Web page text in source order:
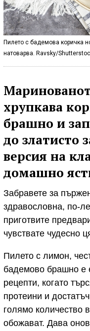
Пилето с бадемова коричка
натоварва. Ravsky/
хрупкава
брашно и
до златисто
версия на
домашно
Забравете за
здравословна, по-
приготвите
чувствате чудесно
Пилето с лимон,
бадемово брашно е
рецепти, когато
протеини и
голямо количество
обожават. Дава